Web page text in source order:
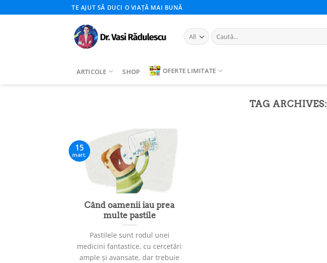
to
TE AJUT SĂ DUCI O VIAȚĂ MAI BUNĂ
Caută
după:
ARTICOLE SHOP OFERTE LIMITATE
TAG ARCHIVES:
Când oamenii iau prea
multe pastile
Pastilele sunt rodul unei
medicini fantastice, cu cercetări
ample și avansate, dar trebuie
15
mart.